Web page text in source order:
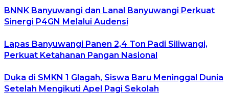
BNNK Banyuwangi dan Lanal Banyuwangi Perkuat
Sinergi P4GN Melalui Audensi
Lapas Banyuwangi Panen 2,4 Ton Padi Siliwangi,
Perkuat Ketahanan Pangan Nasional
Duka di SMKN 1 Glagah, Siswa Baru Meninggal Dunia
Setelah Mengikuti Apel Pagi Sekolah